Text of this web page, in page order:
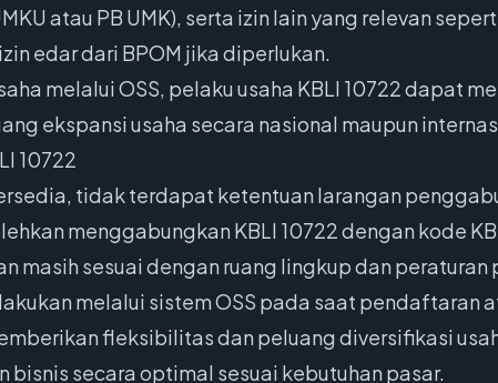
atau PB UMK), serta izin lain yang relevan
edar dari BPOM jika diperlukan.
melalui OSS, pelaku usaha KBLI 10722 dapat
ekspansi usaha secara nasional maupun
10722
tidak terdapat ketentuan larangan
menggabungkan KBLI 10722 dengan kode
masih sesuai dengan ruang lingkup dan
melalui sistem OSS pada saat pendaftaran
fleksibilitas dan peluang diversifikasi
secara optimal sesuai kebutuhan pasar.